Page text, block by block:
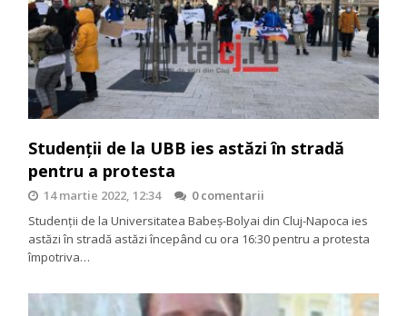
Studenții de la UBB ies astăzi în stradă
pentru a protesta
14 martie 2022, 12:34
0 comentarii
Studenții de la Universitatea Babeș-Bolyai din Cluj-Napoca ies
astăzi în stradă astăzi începând cu ora 16:30 pentru a protesta
împotriva…